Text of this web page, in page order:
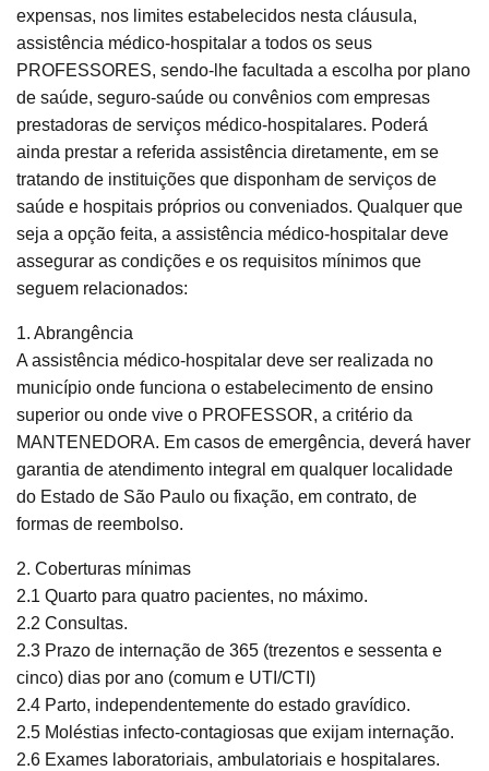
expensas, nos limites estabelecidos nesta cláusula,
assistência médico-hospitalar a todos os seus
PROFESSORES, sendo-lhe facultada a escolha por plano
de saúde, seguro-saúde ou convênios com empresas
prestadoras de serviços médico-hospitalares. Poderá
ainda prestar a referida assistência diretamente, em se
tratando de instituições que disponham de serviços de
saúde e hospitais próprios ou conveniados. Qualquer que
seja a opção feita, a assistência médico-hospitalar deve
assegurar as condições e os requisitos mínimos que
seguem relacionados:
1. Abrangência
A assistência médico-hospitalar deve ser realizada no
município onde funciona o estabelecimento de ensino
superior ou onde vive o PROFESSOR, a critério da
MANTENEDORA. Em casos de emergência, deverá haver
garantia de atendimento integral em qualquer localidade
do Estado de São Paulo ou fixação, em contrato, de
formas de reembolso.
2. Coberturas mínimas
2.1 Quarto para quatro pacientes, no máximo.
2.2 Consultas.
2.3 Prazo de internação de 365 (trezentos e sessenta e
cinco) dias por ano (comum e UTI/CTI)
2.4 Parto, independentemente do estado gravídico.
2.5 Moléstias infecto-contagiosas que exijam internação.
2.6 Exames laboratoriais, ambulatoriais e hospitalares.